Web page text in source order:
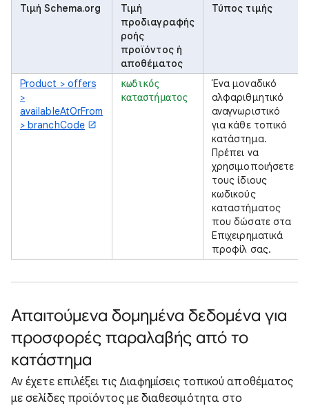
Τιμή Schema.org
Τιμή
προδιαγραφής
ροής
προϊόντος ή
αποθέματος
Τύπος τιμής
Product > offers
>
availableAtOrFrom
> branchCode
κωδικός
καταστήματος
Ένα μοναδικό
αλφαριθμητικό
αναγνωριστικό
για κάθε τοπικό
κατάστημα.
Πρέπει να
χρησιμοποιήσετε
τους ίδιους
κωδικούς
καταστήματος
που δώσατε στα
Επιχειρηματικά
προφίλ σας.
Απαιτούμενα δομημένα δεδομένα για
προσφορές παραλαβής από το
κατάστημα
Αν έχετε επιλέξει τις Διαφημίσεις τοπικού αποθέματος
με σελίδες προϊόντος με διαθεσιμότητα στο